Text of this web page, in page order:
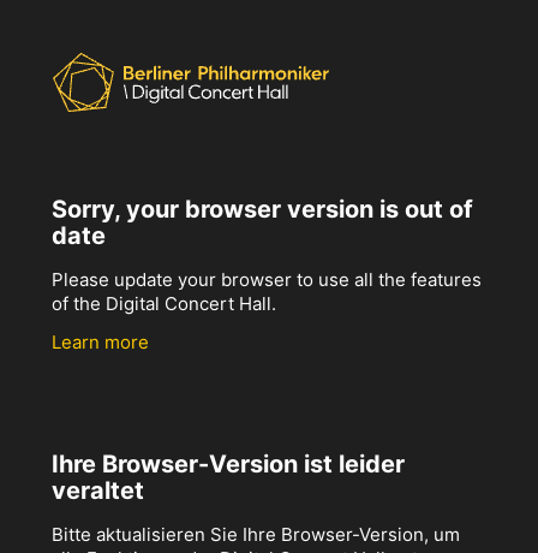
Sorry, your browser version is out of
date
Please update your browser to use all the features
of the Digital Concert Hall.
Learn more
Ihre Browser-Version ist leider
veraltet
Bitte aktualisieren Sie Ihre Browser-Version, um